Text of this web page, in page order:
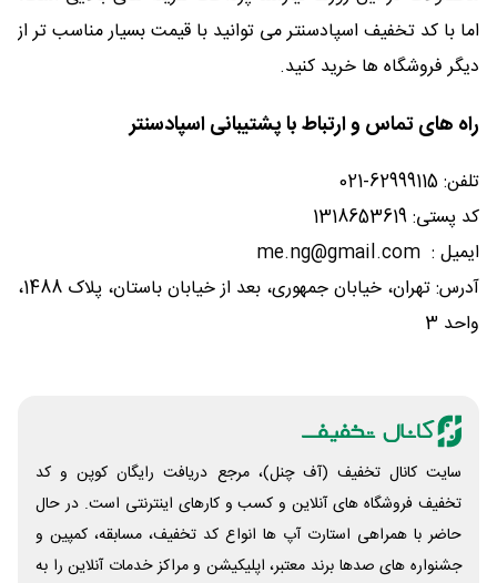
اما با کد تخفیف اسپادسنتر می توانید با قیمت بسیار مناسب تر از
دیگر فروشگاه ها خرید کنید.
راه های تماس و ارتباط با پشتیبانی اسپادسنتر
تلفن: 62999115-021
کد پستی: 1318653619
ایمیل : me.ng@gmail.com
آدرس: تهران، خیابان جمهوری، بعد از خیابان باستان، پلاک 1488،
واحد 3
سایت کانال تخفیف (آف چنل)، مرجع دریافت رایگان کوپن و کد
تخفیف فروشگاه های آنلاین و کسب و‌ کارهای اینترنتی است. در حال
حاضر با همراهی استارت آپ ها انواع کد تخفیف، مسابقه، کمپین و
جشنواره های صدها برند معتبر، اپلیکیشن و مراکز خدمات آنلاین را به